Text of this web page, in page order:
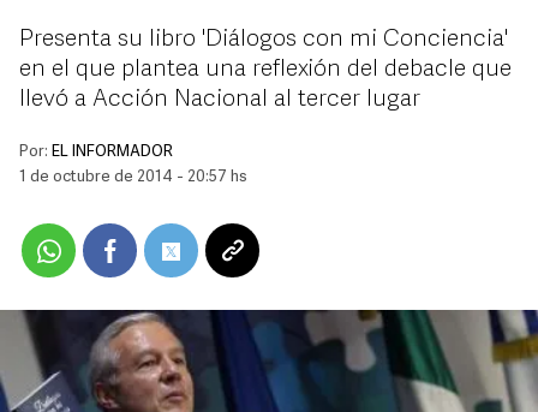
Presenta su libro 'Diálogos con mi Conciencia'
en el que plantea una reflexión del debacle que
llevó a Acción Nacional al tercer lugar
Por: EL INFORMADOR
1 de octubre de 2014 - 20:57 hs